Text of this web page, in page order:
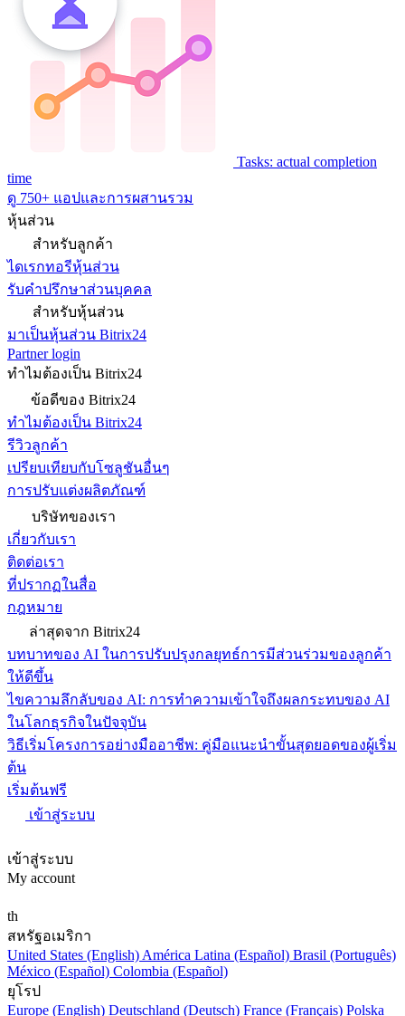
Tasks: actual completion
time
ดู 750+ แอปและการผสานรวม
หุ้นส่วน
สำหรับลูกค้า
ไดเรกทอรีหุ้นส่วน
รับคำปรึกษาส่วนบุคคล
สำหรับหุ้นส่วน
มาเป็นหุ้นส่วน Bitrix24
Partner login
ทำไมต้องเป็น Bitrix24
ข้อดีของ Bitrix24
ทำไมต้องเป็น Bitrix24
รีวิวลูกค้า
เปรียบเทียบกับโซลูชันอื่นๆ
การปรับแต่งผลิตภัณฑ์
บริษัทของเรา
เกี่ยวกับเรา
ติดต่อเรา
ที่ปรากฏในสื่อ
กฎหมาย
ล่าสุดจาก Bitrix24
บทบาทของ AI ในการปรับปรุงกลยุทธ์การมีส่วนร่วมของลูกค้า
ให้ดีขึ้น
ไขความลึกลับของ AI: การทำความเข้าใจถึงผลกระทบของ AI
ในโลกธุรกิจในปัจจุบัน
วิธีเริ่มโครงการอย่างมืออาชีพ: คู่มือแนะนำขั้นสุดยอดของผู้เริ่ม
ต้น
เริ่มต้นฟรี
เข้าสู่ระบบ
เข้าสู่ระบบ
My account
th
สหรัฐอเมริกา
United States (English) América Latina (Español) Brasil (Português)
México (Español) Colombia (Español)
ยุโรป
Europe (English) Deutschland (Deutsch) France (Français) Polska